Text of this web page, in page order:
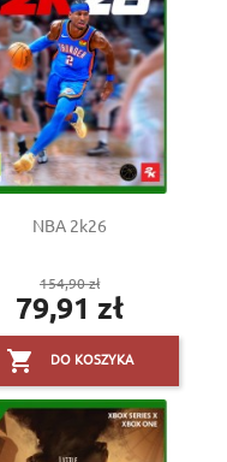
NBA 2k26
Cena
podstawowa
154,90 zł
Cena
79,91 zł
 DO KOSZYKA